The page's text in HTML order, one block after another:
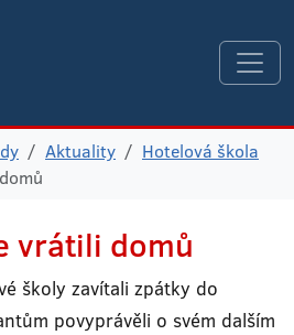
Aktuality
Hotelová škola
vrátili domů
školy zavítali zpátky do
povyprávěli o svém dalším